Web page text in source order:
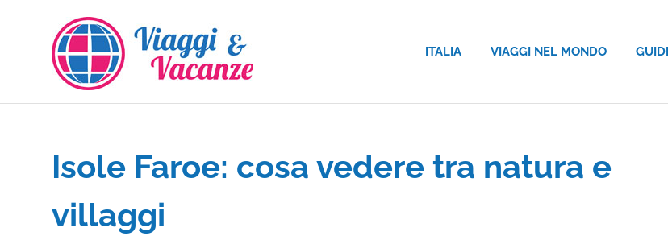
contenuto
ITALIA VIAGGI NEL MONDO
Isole Faroe: cosa vedere tra natura e
villaggi